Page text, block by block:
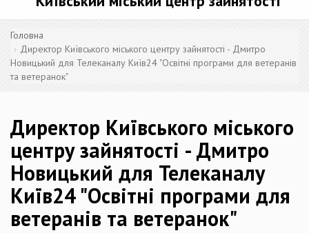
Головна
Директор Київського міського центру зайнятості - Дмитро
Новицький для Телеканалу Київ24 "Освітні програми для ветеранів
та ветеранок"
Директор Київського міського
центру зайнятості - Дмитро
Новицький для Телеканалу
Київ24 "Освітні програми для
ветеранів та ветеранок"